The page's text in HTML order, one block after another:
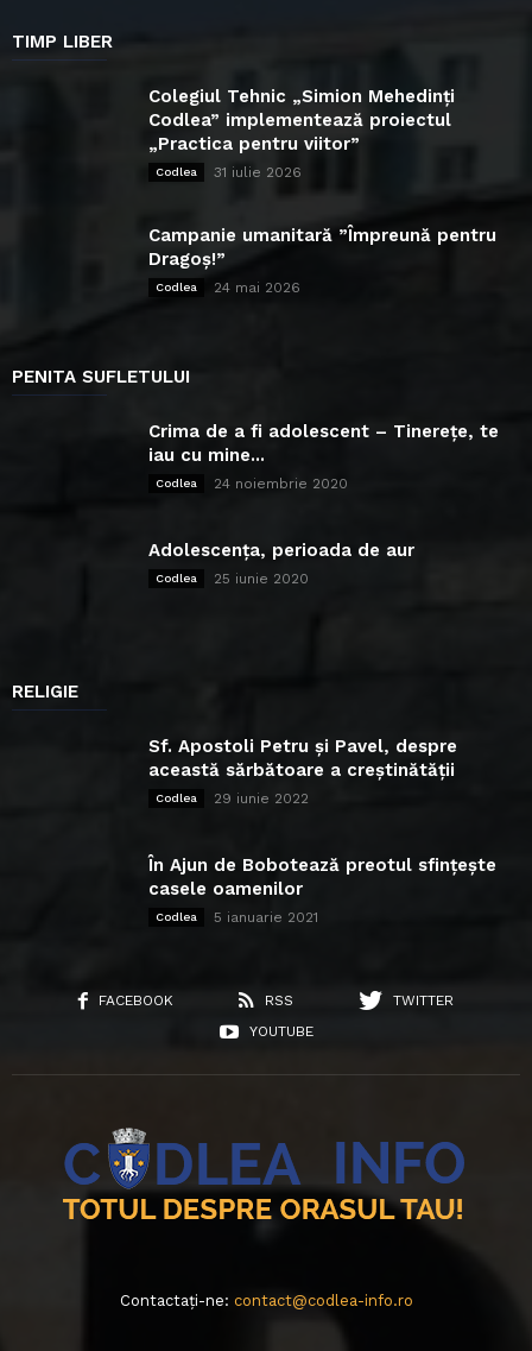
TIMP LIBER
Colegiul Tehnic „Simion Mehedinți
Codlea” implementează proiectul
„Practica pentru viitor”
Codlea 31 iulie 2026
Campanie umanitară ”Împreună pentru
Dragoș!”
Codlea 24 mai 2026
PENITA SUFLETULUI
Crima de a fi adolescent – Tinerețe, te
iau cu mine...
Codlea 24 noiembrie 2020
Adolescența, perioada de aur
Codlea 25 iunie 2020
RELIGIE
Sf. Apostoli Petru și Pavel, despre
această sărbătoare a creștinătății
Codlea 29 iunie 2022
În Ajun de Bobotează preotul sfințește
casele oamenilor
Codlea 5 ianuarie 2021
FACEBOOK RSS
TWITTER
YOUTUBE
Contactați-ne: contact@codlea-info.ro